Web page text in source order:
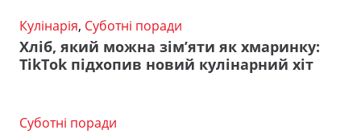
Кулінарія, Суботні поради
Хліб, який можна зім’яти як хмаринку:
TikTok підхопив новий кулінарний хіт
Суботні поради